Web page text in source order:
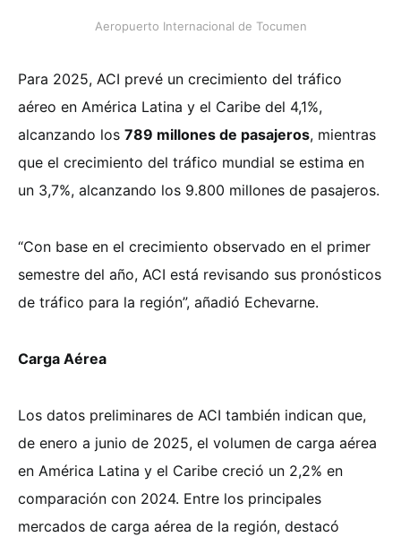
Aeropuerto Internacional de Tocumen
Para 2025, ACI prevé un crecimiento del tráfico
aéreo en América Latina y el Caribe del 4,1%,
alcanzando los 789 millones de pasajeros, mientras
que el crecimiento del tráfico mundial se estima en
un 3,7%, alcanzando los 9.800 millones de pasajeros.
“Con base en el crecimiento observado en el primer
semestre del año, ACI está revisando sus pronósticos
de tráfico para la región”, añadió Echevarne.
Carga Aérea
Los datos preliminares de ACI también indican que,
de enero a junio de 2025, el volumen de carga aérea
en América Latina y el Caribe creció un 2,2% en
comparación con 2024. Entre los principales
mercados de carga aérea de la región, destacó